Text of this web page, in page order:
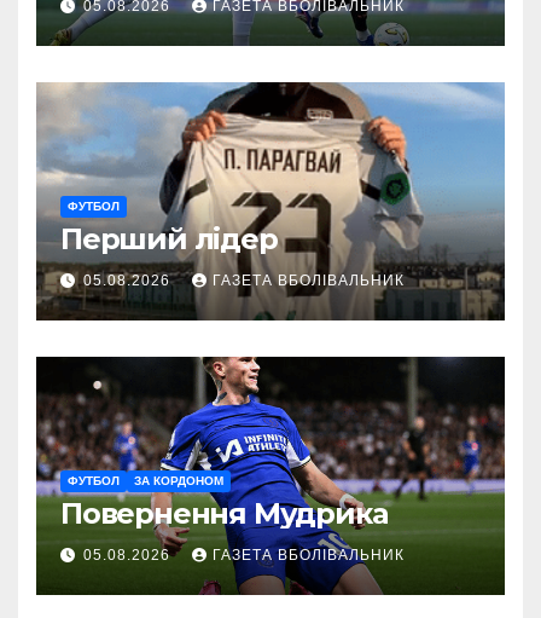
05.08.2026 ГАЗЕТА ВБОЛІВАЛЬНИК
ФУТБОЛ
Перший лідер
05.08.2026 ГАЗЕТА ВБОЛІВАЛЬНИК
ФУТБОЛ ЗА КОРДОНОМ
Повернення Мудрика
05.08.2026 ГАЗЕТА ВБОЛІВАЛЬНИК